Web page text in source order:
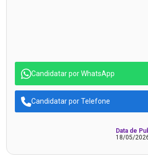
Candidatar por WhatsApp
Candidatar por Telefone
Data de
18/05/